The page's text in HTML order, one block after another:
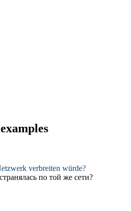
verbreiten würde?
по той же сети?